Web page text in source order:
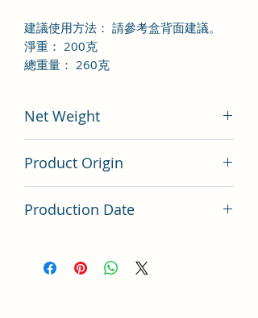
建議使用方法： 請參考盒背面建議。
淨重： 200克
總重量： 260克
Net Weight
Product Origin
Production Date